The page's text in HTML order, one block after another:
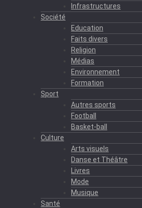
Infrastructures
Société
Education
Faits divers
Religion
Médias
Environnement
Formation
Sport
Autres sports
Football
Basket-ball
Culture
Arts visuels
Danse et Théâtre
Livres
Mode
Musique
Santé